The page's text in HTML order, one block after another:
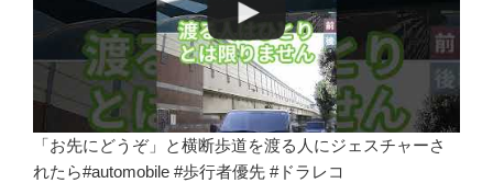
「お先にどうぞ」と横断歩道を渡る人にジェスチャーさ
れたら#automobile #歩行者優先 #ドラレコ